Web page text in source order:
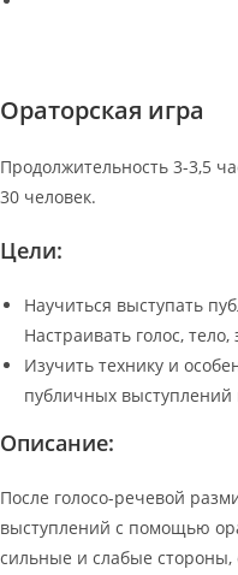
Ораторская игра
Продолжительность 3-3,5
30 человек.
Цели:
Научиться выступать
Настраивать голос,
Изучить технику и
публичных выступлений
Описание:
После голосо-речевой
выступлений с помощью
сильные и слабые стороны,